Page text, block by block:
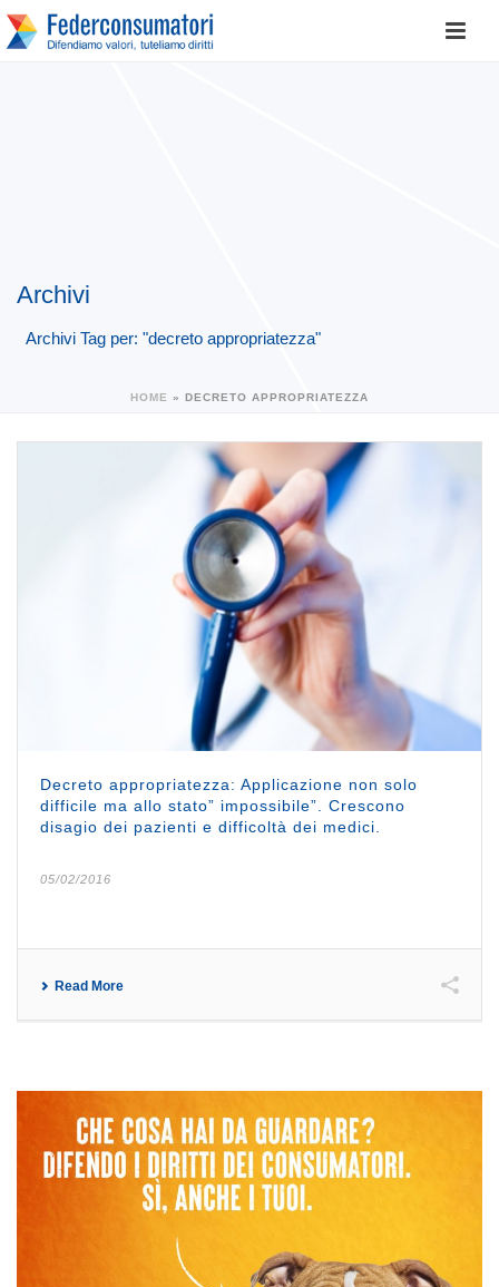
Archivi
Archivi Tag per: "decreto appropriatezza"
HOME » DECRETO APPROPRIATEZZA
Decreto appropriatezza: Applicazione non solo
difficile ma allo stato” impossibile”. Crescono
disagio dei pazienti e difficoltà dei medici.
05/02/2016
Read More